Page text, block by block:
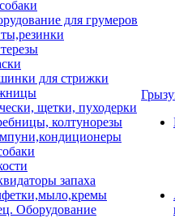
для грумеров
для стрижки
щетки, пуходерки
колтунорезы
запаха
Оборудование